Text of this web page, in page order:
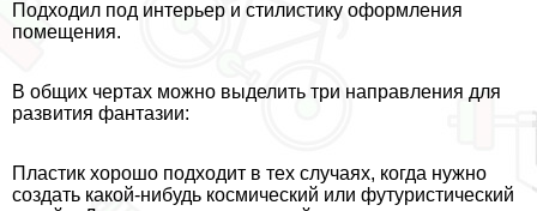
Подходил под интерьер и стилистику оформления
помещения.
В общих чертах можно выделить три направления для
развития фантазии:
Пластик хорошо подходит в тех случаях, когда нужно
создать какой-нибудь космический или футуристический